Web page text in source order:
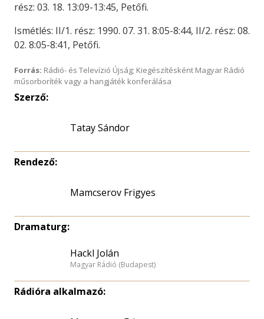
rész: 03. 18. 13:09-13:45, Petőfi.
Ismétlés: II/1. rész: 1990. 07. 31. 8:05-8:44, II/2. rész: 08.
02. 8:05-8:41, Petőfi.
Forrás: Rádió- és Televízió Újság; Kiegészítésként Magyar Rádió
műsorboríték vagy a hangjáték konferálása
Szerző:
Tatay Sándor
Rendező:
Mamcserov Frigyes
Dramaturg:
Hackl Jolán
Magyar Rádió (Budapest)
Rádióra alkalmazó: